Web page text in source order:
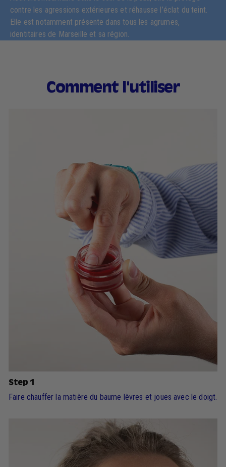
contre les agressions extérieures et réhausse l’éclat du teint.
Elle est notamment présente dans tous les agrumes,
identitaires de Marseille et sa région.
Comment l'utiliser
Step 1
Faire chauffer la matière du baume lèvres et joues avec le doigt.